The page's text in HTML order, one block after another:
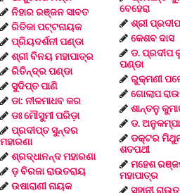
ନିହାର ରଞ୍ଜନ ସାବତ
ରିତିକା ପଟ୍ଟନାୟକ
ପ୍ରିୟଦର୍ଶନୀ ପଣ୍ଡା
ଶ୍ରୀ ବିନୟ ମହାପାତ୍ର
ରିତିନ୍ଦ୍ର ପଣ୍ଡା
ସୁଦିପ୍ତ ପାଣି
ଡା: ନୀଳମାଧବ କର
ଡଃ ମୌସୁମୀ ପରିଡ଼ା
ପ୍ରଦୀପ୍ତ ସୁନ୍ଦର
ମହାରଣା
ଶ୍ରଦ୍ଧାନନ୍ଦ ମହାରଣା
ଡ଼ ବିରଜା ରାଉତରାୟ
ଉଷାରାଣୀ ନାୟକ
ବେହେରା
ଶ୍ରୀ
କେଶବ ଦାସ
ଡ. ପ୍ରଦୀପ
ପଣ୍ଡା
ରୁକ୍ମଣୀ
ଗୋଲାପ
ଶାନ୍ତନୁ
ଡ. ଅନୁକମ୍ପା
ଡକ୍ଟର
ଶତପଥୀ
ମହେଶ
ମହାପାତ୍ର
ସୁହାନୀ ରାଉତ